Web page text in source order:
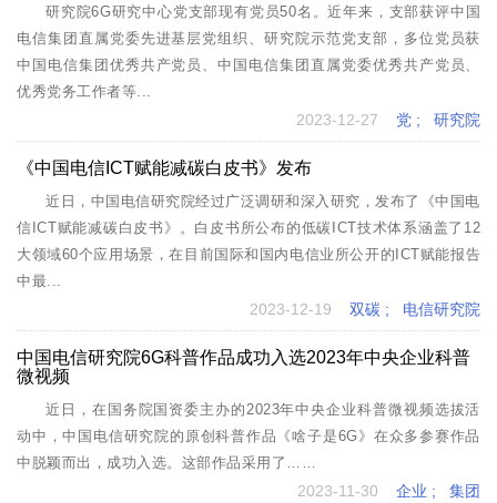
研究院6G研究中心党支部现有党员50名。近年来，支部获评中国
电信集团直属党委先进基层党组织、研究院示范党支部，多位党员获
中国电信集团优秀共产党员、中国电信集团直属党委优秀共产党员、
优秀党务工作者等...
党 ; 研究院
2023-12-27
《中国电信ICT赋能减碳白皮书》发布
近日，中国电信研究院经过广泛调研和深入研究，发布了《中国电
信ICT赋能减碳白皮书》。白皮书所公布的低碳ICT技术体系涵盖了12
大领域60个应用场景，在目前国际和国内电信业所公开的ICT赋能报告
中最...
双碳 ; 电信研究院
2023-12-19
中国电信研究院6G科普作品成功入选2023年中央企业科普
微视频
近日，在国务院国资委主办的2023年中央企业科普微视频选拔活
动中，中国电信研究院的原创科普作品《啥子是6G》在众多参赛作品
中脱颖而出，成功入选。这部作品采用了……
企业 ; 集团
2023-11-30